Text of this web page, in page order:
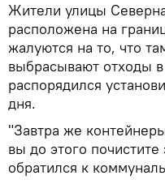
Жители улицы
расположена на
жалуются на то, что
выбрасывают отходы
распорядился
дня.
"Завтра же
вы до этого
обратился к